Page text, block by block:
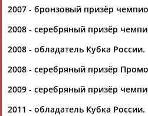
АББАТЕ-
БУЛАТОВА
АББЯСОВА
2007 - бронзовый призёр
2008 - серебряный призёр
2008 - обладатель Кубка России.
2008 - серебряный призёр
2009 - серебряный призёр
2011 - обладатель Кубка России.